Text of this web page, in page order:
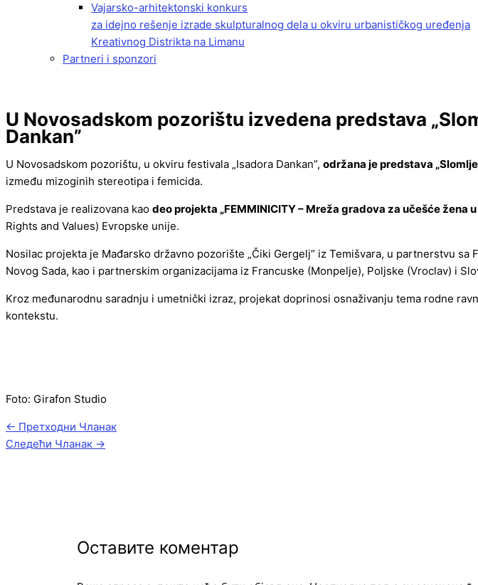
Vajarsko-arhitektonski konkurs
za idejno rešenje izrade skulpturalnog dela u okviru urbanističkog uređenja
Kreativnog Distrikta na Limanu
Partneri i sponzori
U Novosadskom pozorištu izvedena predstava
Dankan”
U Novosadskom pozorištu, u okviru festivala „Isadora Dankan”, održana je predstava
između mizoginih stereotipa i femicida.
Predstava je realizovana kao deo projekta „FEMMINICITY – Mreža gradova za učešće žena
Rights and Values) Evropske unije.
Nosilac projekta je Mađarsko državno pozorište „Čiki Gergelj” iz Temišvara, u partnerstvu sa
Novog Sada, kao i partnerskim organizacijama iz Francuske (Monpelje), Poljske (Vroclav) i
Kroz međunarodnu saradnju i umetnički izraz, projekat doprinosi osnaživanju tema rodne
kontekstu.
Foto: Girafon Studio
← Претходни Чланак
Следећи Чланак →
Оставите коментар